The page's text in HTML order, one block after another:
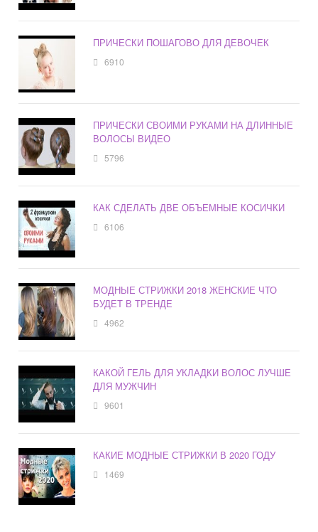
ПРИЧЕСКИ ПОШАГОВО ДЛЯ ДЕВОЧЕК
6910
ПРИЧЕСКИ СВОИМИ РУКАМИ НА ДЛИННЫЕ
ВОЛОСЫ ВИДЕО
5796
КАК СДЕЛАТЬ ДВЕ ОБЪЕМНЫЕ КОСИЧКИ
6106
МОДНЫЕ СТРИЖКИ 2018 ЖЕНСКИЕ ЧТО
БУДЕТ В ТРЕНДЕ
4962
КАКОЙ ГЕЛЬ ДЛЯ УКЛАДКИ ВОЛОС ЛУЧШЕ
ДЛЯ МУЖЧИН
9601
КАКИЕ МОДНЫЕ СТРИЖКИ В 2020 ГОДУ
1469